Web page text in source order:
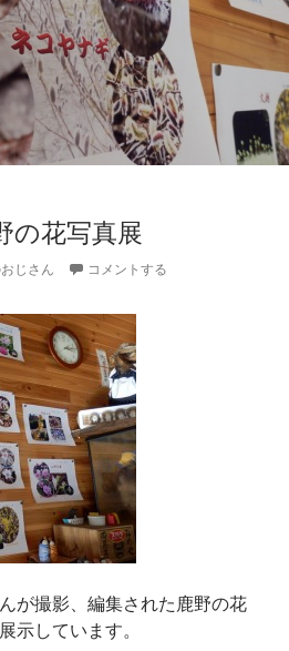
の花写真展
じさん コメントする
が撮影、編集された鹿野の花
示しています。